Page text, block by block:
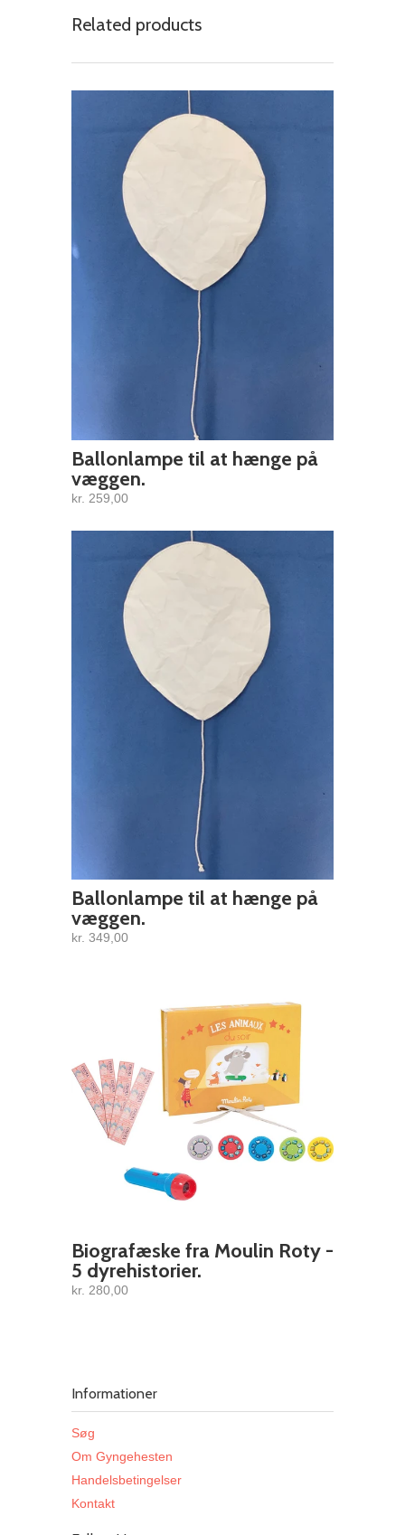
Related products
Ballonlampe til at hænge på
væggen.
kr. 259,00
Ballonlampe til at hænge på
væggen.
kr. 349,00
Biografæske fra Moulin Roty -
5 dyrehistorier.
kr. 280,00
Informationer
Søg
Om Gyngehesten
Handelsbetingelser
Kontakt